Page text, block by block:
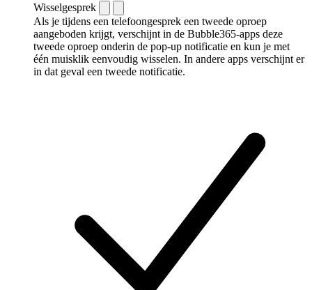
Wisselgesprek
Als je tijdens een telefoongesprek een tweede oproep
aangeboden krijgt, verschijnt in de Bubble365-apps deze
tweede oproep onderin de pop-up notificatie en kun je met
één muisklik eenvoudig wisselen. In andere apps verschijnt er
in dat geval een tweede notificatie.